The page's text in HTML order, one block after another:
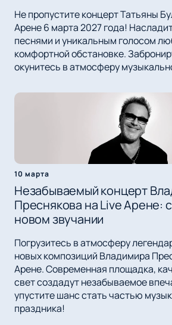
Не пропустите концерт Татьяны
Арене 6 марта 2027 года!
песнями и уникальным голосом
комфортной обстановке.
окунитесь в атмосферу
10 марта
Незабываемый концерт
Преснякова на Live Арене:
новом звучании
Погрузитесь в атмосферу
новых композиций Владимира
Арене. Современная площадка,
свет создадут незабываемое
упустите шанс стать частью
праздника!